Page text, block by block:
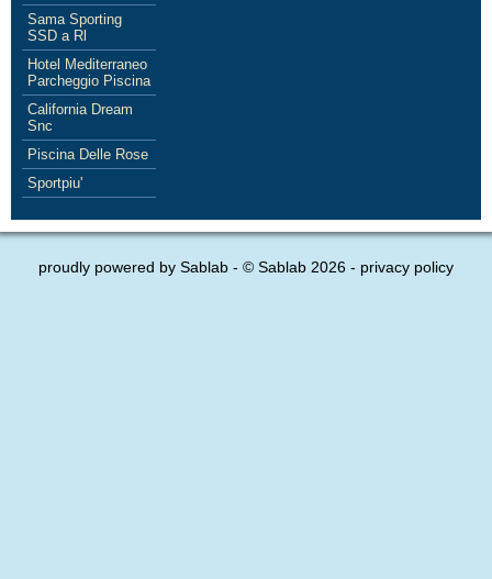
Sama Sporting
SSD a Rl
Hotel Mediterraneo
Parcheggio Piscina
California Dream
Snc
Piscina Delle Rose
Sportpiu'
proudly powered by Sablab - © Sablab 2026 - privacy policy